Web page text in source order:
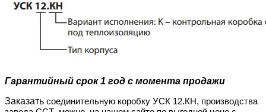
Гарантийный срок1 год с момента продажи
Заказать соединительную коробку УСК 12.КН, производства